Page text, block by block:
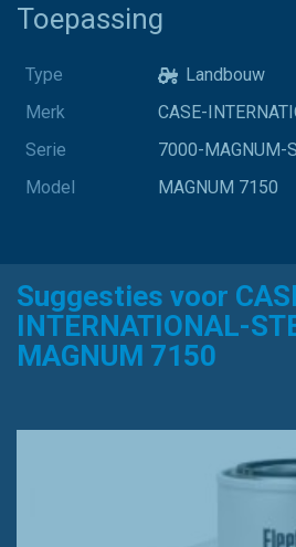
Toepassing
Type
Landbouw
Merk
CASE-
Serie
7000-MAGNUM-
Model
MAGNUM 7150
Suggesties voor
INTERNATIONAL-
MAGNUM 7150